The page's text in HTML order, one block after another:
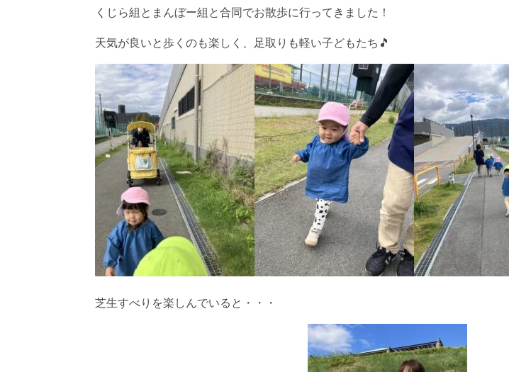
くじら組とまんぼー組と合同でお散歩に行ってきました！
天気が良いと歩くのも楽しく、足取りも軽い子どもたち🎵
芝生すべりを楽しんでいると・・・